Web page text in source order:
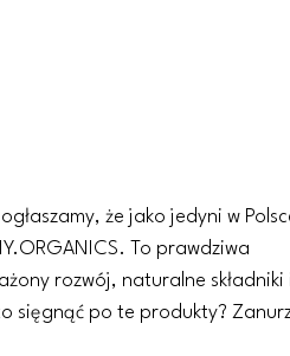
że jako jedyni w
To prawdziwa
rozwój, naturalne składniki
sięgnąć po te produkty?